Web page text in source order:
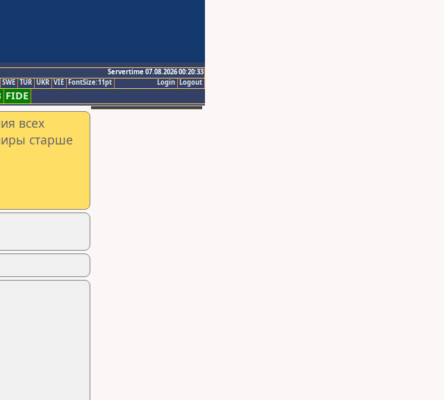
Servertime 07.08.2026 00:20:33
Logout
Login
SWE TUR UKR VIE FontSize:11pt
FIDE
всех
старше